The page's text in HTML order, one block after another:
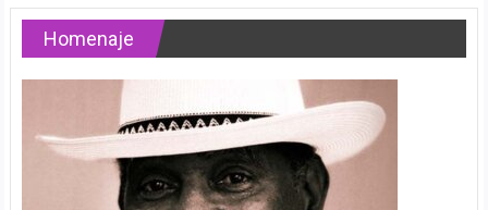
Homenaje